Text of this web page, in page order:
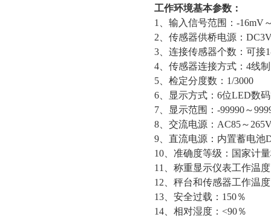
工作环境基本参数：
1、输入信号范围：-16mV
2、传感器供桥电源：
3、连接传感器个数：可接
4、传感器连接方式：4线制
5、检定分度数：1/3000
6、显示方式：6位LED数
7、显示范围：-99990～
8、交流电源：AC85～
9、直流电源：内置蓄电池
10、准确度等级：国家计
11、称重显示仪表工作温
12、秤台和传感器工作温
13、安全过载：150％
14、相对湿度：<90％